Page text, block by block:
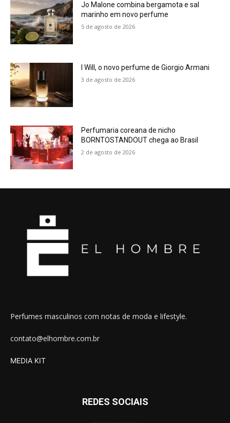
Jo Malone combina bergamota e sal
marinho em novo perfume
5 de agosto de 2026
I Will, o novo perfume de Giorgio Armani
3 de agosto de 2026
Perfumaria coreana de nicho
BORNTOSTANDOUT chega ao Brasil
2 de agosto de 2026
Perfumes masculinos com notas de moda e lifestyle.
contato@elhombre.com.br
MEDIA KIT
REDES SOCIAIS